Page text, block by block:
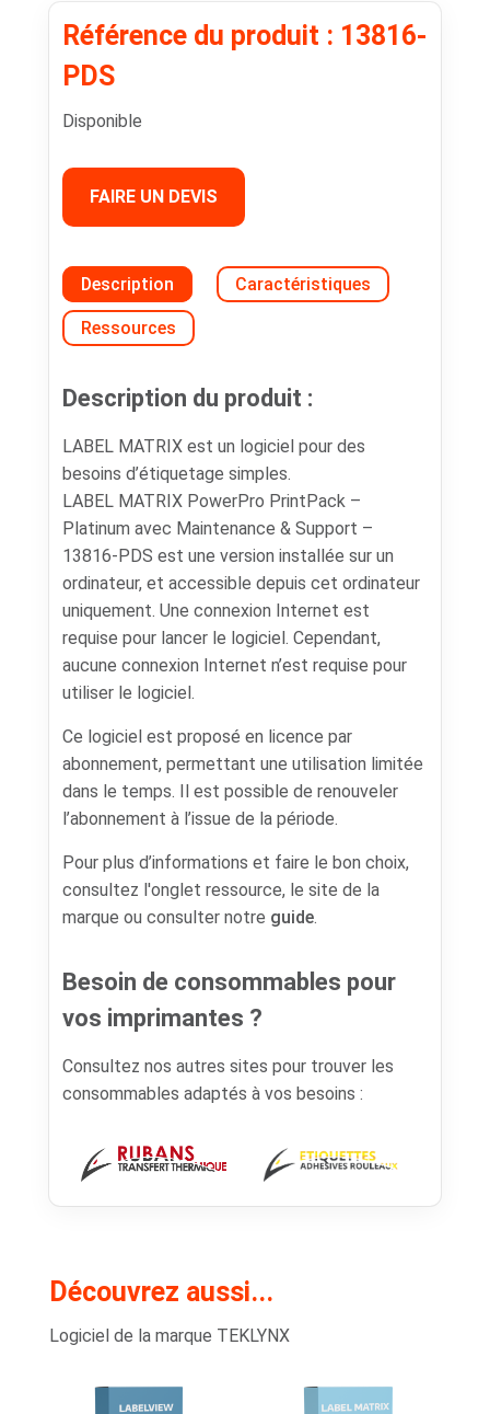
Référence du produit : 13816-
PDS
Disponible
FAIRE UN DEVIS
Description Caractéristiques
Ressources
Description du produit :
LABEL MATRIX est un logiciel pour des
besoins d’étiquetage simples.
LABEL MATRIX PowerPro PrintPack –
Platinum avec Maintenance & Support –
13816-PDS est une version installée sur un
ordinateur, et accessible depuis cet ordinateur
uniquement. Une connexion Internet est
requise pour lancer le logiciel. Cependant,
aucune connexion Internet n’est requise pour
utiliser le logiciel.
Ce logiciel est proposé en licence par
abonnement, permettant une utilisation limitée
dans le temps. Il est possible de renouveler
l’abonnement à l’issue de la période.
Pour plus d’informations et faire le bon choix,
consultez l'onglet ressource, le site de la
marque ou consulter notre guide.
Besoin de consommables pour
vos imprimantes ?
Consultez nos autres sites pour trouver les
consommables adaptés à vos besoins :
Découvrez aussi...
Logiciel de la marque TEKLYNX